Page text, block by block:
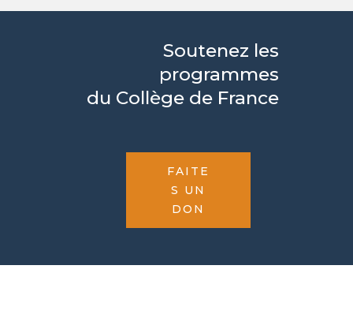
Soutenez les
programmes
du Collège de France
FAITE
S UN
DON